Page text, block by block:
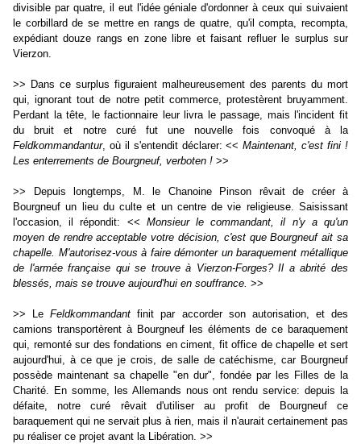
divisible par quatre, il eut l'idée géniale d'ordonner à ceux qui suivaient
le corbillard de se mettre en rangs de quatre, qu'il compta, recompta,
expédiant douze rangs en zone libre et faisant refluer le surplus sur
Vierzon.
>> Dans ce surplus figuraient malheureusement des parents du mort
qui, ignorant tout de notre petit commerce, protestèrent bruyamment.
Perdant la tête, le factionnaire leur livra le passage, mais l'incident fit
du bruit et notre curé fut une nouvelle fois convoqué à la
Feldkommandantur, où il s'entendit déclarer: <<Maintenant, c'est fini !
Les enterrements de Bourgneuf, verboten ! >>
>> Depuis longtemps, M. le Chanoine Pinson rêvait de créer à
Bourgneuf un lieu du culte et un centre de vie religieuse. Saisissant
l'occasion, il répondit: << Monsieur le commandant, il n'y a qu'un
moyen de rendre acceptable votre décision, c'est que Bourgneuf ait sa
chapelle. M'autorisez-vous à faire démonter un baraquement métallique
de l'armée française qui se trouve à Vierzon-Forges? Il a abrité des
blessés, mais se trouve aujourd'hui en souffrance. >>
>> LeFeldkommandant finit par accorder son autorisation, et des
camions transportèrent à Bourgneuf les éléments de ce baraquement
qui, remonté sur des fondations en ciment, fit office de chapelle et sert
aujourd'hui, à ce que je crois, de salle de catéchisme, car Bourgneuf
possède maintenant sa chapelle "en dur", fondée par les Filles de la
Charité. En somme, les Allemands nous ont rendu service: depuis la
défaite, notre curé rêvait d'utiliser au profit de Bourgneuf ce
baraquement qui ne servait plus à rien, mais il n'aurait certainement pas
pu réaliser ce projet avant la Libération. >>